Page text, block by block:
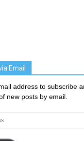
Email
address to subscribe
new posts by email.